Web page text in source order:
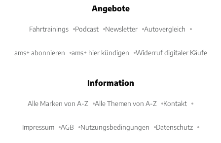
Angebote
Fahrtrainings Podcast Newsletter Autovergleich
ams+ abonnieren ams+ hier kündigen Widerruf digitaler Käufe
Information
Alle Marken von A-Z Alle Themen von A-Z Kontakt
Impressum AGB Nutzungsbedingungen Datenschutz